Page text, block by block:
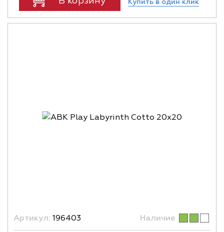
Артикул: 196403 Наличие